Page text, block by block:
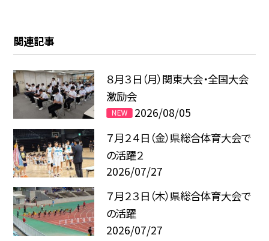
関連記事
８月３日（月）関東大会・全国大会
激励会
2026/08/05
７月２４日（金）県総合体育大会で
の活躍２
2026/07/27
７月２３日（木）県総合体育大会で
の活躍
2026/07/27